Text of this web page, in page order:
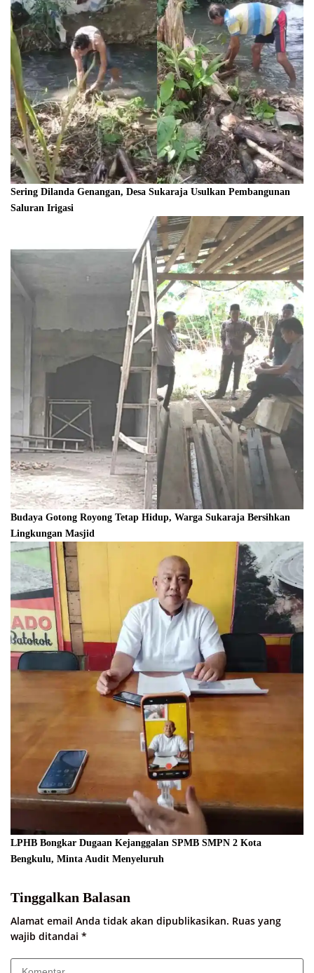
Sering Dilanda Genangan, Desa Sukaraja Usulkan Pembangunan
Saluran Irigasi
Budaya Gotong Royong Tetap Hidup, Warga Sukaraja Bersihkan
Lingkungan Masjid
LPHB Bongkar Dugaan Kejanggalan SPMB SMPN 2 Kota
Bengkulu, Minta Audit Menyeluruh
Tinggalkan Balasan
Alamat email Anda tidak akan dipublikasikan. Ruas yang
wajib ditandai *